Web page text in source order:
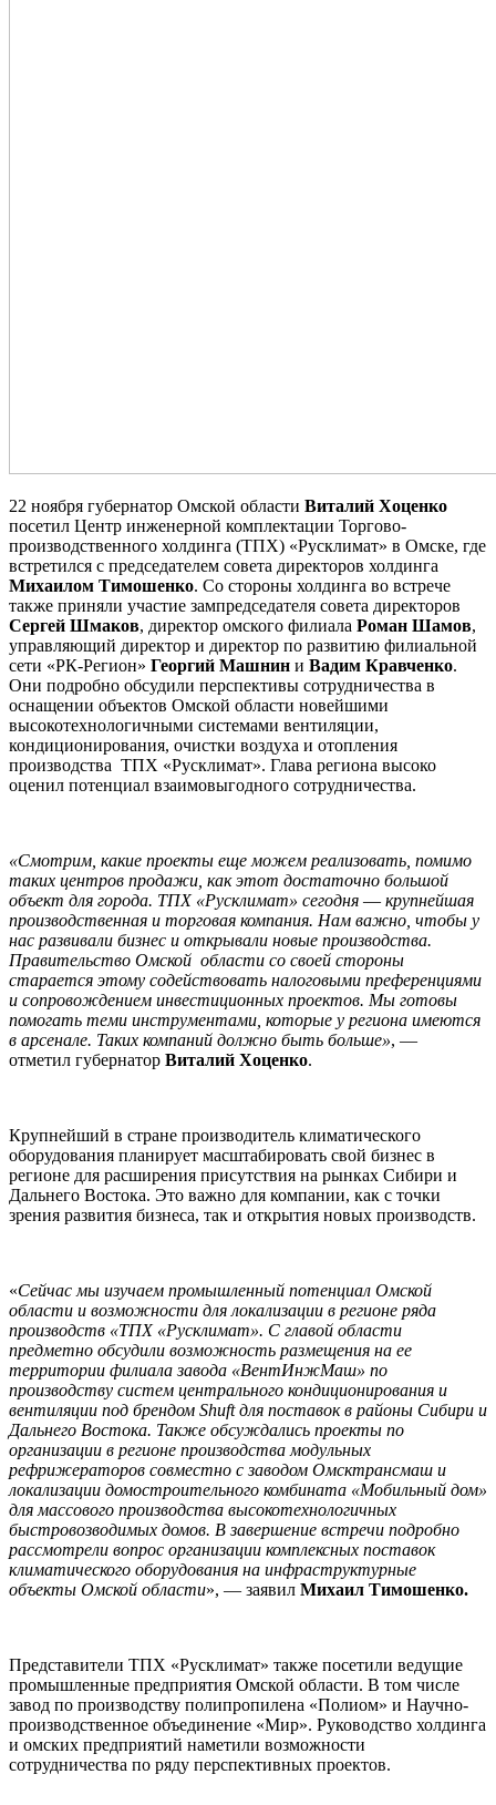
22 ноября губернатор Омской области Виталий Хоценко
посетил Центр инженерной комплектации Торгово-
производственного холдинга (ТПХ) «Русклимат» в Омске, где
встретился с председателем совета директоров холдинга
Михаилом Тимошенко. Со стороны холдинга во встрече
также приняли участие зампредседателя совета директоров
Сергей Шмаков, директор омского филиала Роман Шамов,
управляющий директор и директор по развитию филиальной
сети «РК-Регион» Георгий Машнин и Вадим Кравченко.
Они подробно обсудили перспективы сотрудничества в
оснащении объектов Омской области новейшими
высокотехнологичными системами вентиляции,
кондиционирования, очистки воздуха и отопления
производства ТПХ «Русклимат». Глава региона высоко
оценил потенциал взаимовыгодного сотрудничества.
«Смотрим, какие проекты еще можем реализовать, помимо
таких центров продажи, как этот достаточно большой
объект для города. ТПХ «Русклимат» сегодня — крупнейшая
производственная и торговая компания. Нам важно, чтобы у
нас развивали бизнес и открывали новые производства.
Правительство Омской области со своей стороны
старается этому содействовать налоговыми преференциями
и сопровождением инвестиционных проектов. Мы готовы
помогать теми инструментами, которые у региона имеются
в арсенале. Таких компаний должно быть больше», —
отметил губернатор Виталий Хоценко.
Крупнейший в стране производитель климатического
оборудования планирует масштабировать свой бизнес в
регионе для расширения присутствия на рынках Сибири и
Дальнего Востока. Это важно для компании, как с точки
зрения развития бизнеса, так и открытия новых производств.
«Сейчас мы изучаем промышленный потенциал Омской
области и возможности для локализации в регионе ряда
производств «ТПХ «Русклимат». С главой области
предметно обсудили возможность размещения на ее
территории филиала завода «ВентИнжМаш» по
производству систем центрального кондиционирования и
вентиляции под брендом Shuft для поставок в районы Сибири и
Дальнего Востока. Также обсуждались проекты по
организации в регионе производства модульных
рефрижераторов совместно с заводом Омсктрансмаш и
локализации домостроительного комбината «Мобильный дом»
для массового производства высокотехнологичных
быстровозводимых домов. В завершение встречи подробно
рассмотрели вопрос организации комплексных поставок
климатического оборудования на инфраструктурные
объекты Омской области», — заявил Михаил Тимошенко.
Представители ТПХ «Русклимат» также посетили ведущие
промышленные предприятия Омской области. В том числе
завод по производству полипропилена «Полиом» и Научно-
производственное объединение «Мир». Руководство холдинга
и омских предприятий наметили возможности
сотрудничества по ряду перспективных проектов.